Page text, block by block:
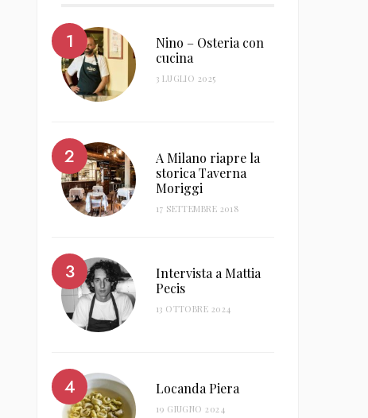
Nino – Osteria con
cucina
3 LUGLIO 2025
A Milano riapre la
storica Taverna
Moriggi
17 SETTEMBRE 2018
Intervista a Mattia
Pecis
13 OTTOBRE 2024
Locanda Piera
19 GIUGNO 2024